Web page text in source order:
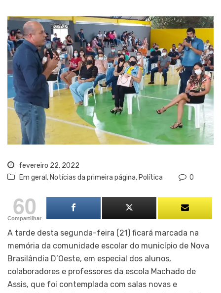
fevereiro 22, 2022
Em geral , Notícias da primeira página, Política 0
60
Compartilhar
A tarde desta segunda-feira (21) ficará marcada na
memória da comunidade escolar do município de Nova
Brasilândia D’Oeste, em especial dos alunos,
colaboradores e professores da escola Machado de
Assis, que foi contemplada com salas novas e